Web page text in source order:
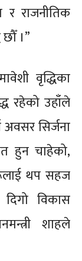
र राजनीतिक
।”
वृद्धिका
रहेको उहाँले
सिर्जना
हुन चाहेको,
थप सहज
दिगो विकास
शाहले